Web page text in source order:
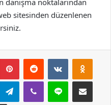
sitesinden düzenlenen
PinterestReddit VKontakte
TelegramViber Line E-Posta ile
Yazdır